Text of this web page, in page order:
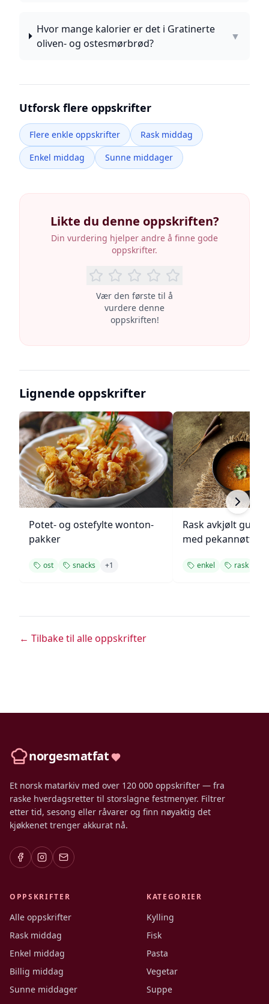
Hvor mange kalorier er det i Gratinerte
oliven- og ostesmørbrød?
▼
Utforsk flere oppskrifter
Flere enkle oppskrifter
Rask middag
Enkel middag
Sunne middager
Likte du denne oppskriften?
Din vurdering hjelper andre å finne gode
oppskrifter.
Vær den første til å
vurdere denne
oppskriften!
Lignende oppskrifter
Potet- og ostefylte wonton-
pakker
ost snacks +1
Rask avkjølt
med pekannøtter
enkel rask
← Tilbake til alle oppskrifter
norgesmatfat
Et norsk matarkiv med over 120 000 oppskrifter — fra
raske hverdagsretter til storslagne festmenyer. Filtrer
etter tid, sesong eller råvarer og finn nøyaktig det
kjøkkenet trenger akkurat nå.
OPPSKRIFTER
Alle oppskrifter
Rask middag
Enkel middag
Billig middag
Sunne middager
KATEGORIER
Kylling
Fisk
Pasta
Vegetar
Suppe